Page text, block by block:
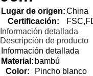
Lugar de origen:China
Certificación:
Información detallada
Descripción de producto
Información detallada
Material: bambú
Color:
Pincho blanco